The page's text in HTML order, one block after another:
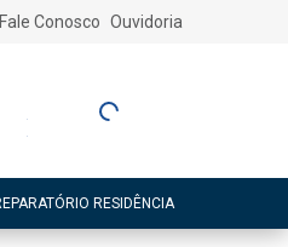
Fale Conosco Ouvidoria
Entre ou Cadastre-
RESIDÊNCIA